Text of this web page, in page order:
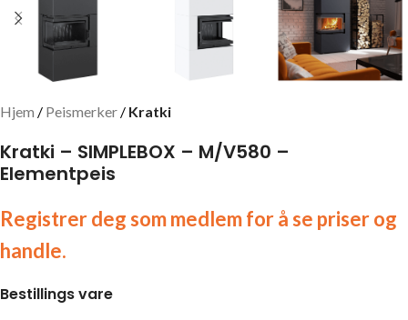
Hjem Peismerker Kratki
Kratki – SIMPLEBOX – M/V580 –
Elementpeis
Registrer deg som medlem for å se priser og
handle.
Bestillings vare